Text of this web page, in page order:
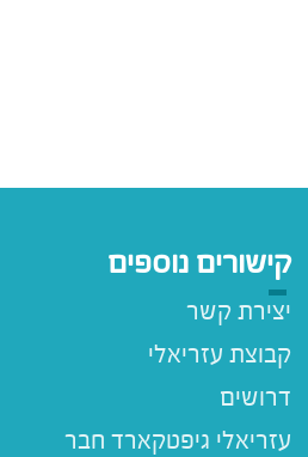
קישורים נוספים
יצירת קשר
קבוצת עזריאלי
דרושים